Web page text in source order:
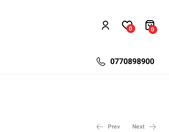
0 0
0770898900
Prev Next